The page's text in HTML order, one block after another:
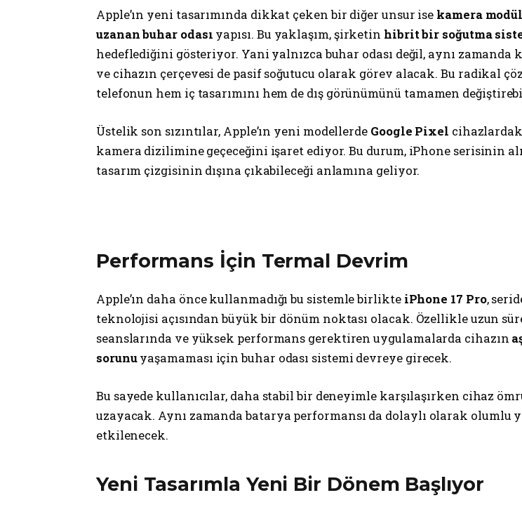
Apple’ın yeni tasarımında dikkat çeken bir diğer unsur ise kamera
uzanan buhar odası yapısı. Bu yaklaşım, şirketin hibrit bir soğutma
hedeflediğini gösteriyor. Yani yalnızca buhar odası değil, aynı zamanda
ve cihazın çerçevesi de pasif soğutucu olarak görev alacak. Bu radikal
telefonun hem iç tasarımını hem de dış görünümünü tamamen
Üstelik son sızıntılar, Apple’ın yeni modellerde Google Pixel
kamera dizilimine geçeceğini işaret ediyor. Bu durum, iPhone serisinin
tasarım çizgisinin dışına çıkabileceği anlamına geliyor.
Performans İçin Termal Devrim
Apple’ın daha önce kullanmadığı bu sistemle birlikte iPhone 17 Pro,
teknolojisi açısından büyük bir dönüm noktası olacak. Özellikle uzun
seanslarında ve yüksek performans gerektiren uygulamalarda cihazın
sorunuyaşamaması için buhar odası sistemi devreye girecek.
Bu sayede kullanıcılar, daha stabil bir deneyimle karşılaşırken cihaz
uzayacak. Aynı zamanda batarya performansı da dolaylı olarak olumlu
etkilenecek.
Yeni Tasarımla Yeni Bir Dönem Başlıyor